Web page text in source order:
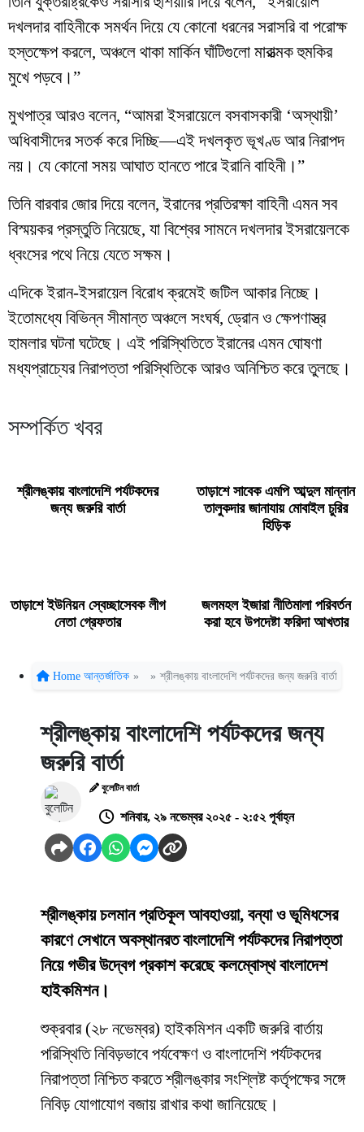
দখলদার বাহিনীকে সমর্থন দিয়ে যে কোনো ধরনের সরাসরি বা পরোক্ষ
হস্তক্ষেপ করলে, অঞ্চলে থাকা মার্কিন ঘাঁটিগুলো মারাত্মক হুমকির
মুখে পড়বে।”
মুখপাত্র আরও বলেন, “আমরা ইসরায়েলে বসবাসকারী ‘অস্থায়ী’
অধিবাসীদের সতর্ক করে দিচ্ছি—এই দখলকৃত ভূখণ্ড আর নিরাপদ
নয়। যে কোনো সময় আঘাত হানতে পারে ইরানি বাহিনী।”
তিনি বারবার জোর দিয়ে বলেন, ইরানের প্রতিরক্ষা বাহিনী এমন সব
বিস্ময়কর প্রস্তুতি নিয়েছে, যা বিশ্বের সামনে দখলদার ইসরায়েলকে
ধ্বংসের পথে নিয়ে যেতে সক্ষম।
এদিকে ইরান-ইসরায়েল বিরোধ ক্রমেই জটিল আকার নিচ্ছে।
ইতোমধ্যে বিভিন্ন সীমান্ত অঞ্চলে সংঘর্ষ, ড্রোন ও ক্ষেপণাস্ত্র
হামলার ঘটনা ঘটেছে। এই পরিস্থিতিতে ইরানের এমন ঘোষণা
মধ্যপ্রাচ্যের নিরাপত্তা পরিস্থিতিকে আরও অনিশ্চিত করে তুলছে।
সম্পর্কিত খবর
শ্রীলঙ্কায় বাংলাদেশি পর্যটকদের
জন্য জরুরি বার্তা
তাড়াশে সাবেক এমপি আব্দুল মান্নান
তালুকদার জানাযায় মোবাইল চুরির
হিড়িক
তাড়াশে ইউনিয়ন স্বেচ্ছাসেবক লীগ
নেতা গ্রেফতার
জলমহল ইজারা নীতিমালা পরিবর্তন
করা হবে উপদেষ্টা ফরিদা আখতার
Home আন্তর্জাতিক » » শ্রীলঙ্কায় বাংলাদেশি পর্যটকদের জন্য জরুরি বার্তা
শ্রীলঙ্কায় বাংলাদেশি পর্যটকদের জন্য
জরুরি বার্তা
বুলেটিন বার্তা
শনিবার, ২৯ নভেম্বর ২০২৫ - ২:৫২ পূর্বাহ্ন
শ্রীলঙ্কায় চলমান প্রতিকূল আবহাওয়া, বন্যা ও ভূমিধসের
কারণে সেখানে অবস্থানরত বাংলাদেশি পর্যটকদের নিরাপত্তা
নিয়ে গভীর উদ্বেগ প্রকাশ করেছে কলম্বোস্থ বাংলাদেশ
হাইকমিশন।
শুক্রবার (২৮ নভেম্বর) হাইকমিশন একটি জরুরি বার্তায়
পরিস্থিতি নিবিড়ভাবে পর্যবেক্ষণ ও বাংলাদেশি পর্যটকদের
নিরাপত্তা নিশ্চিত করতে শ্রীলঙ্কার সংশ্লিষ্ট কর্তৃপক্ষের সঙ্গে
নিবিড় যোগাযোগ বজায় রাখার কথা জানিয়েছে।